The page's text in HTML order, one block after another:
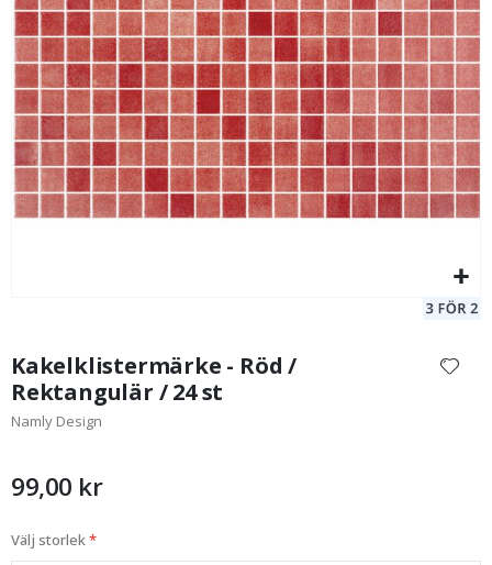
Kakelklistermärke / Blomster Elegans / 24 st
195,00 Kr
början
av
bildgalleriet
Kakelklistermärke - Röd /
Rektangulär / 24 st
Namly Design
99,00 kr
Välj storlek